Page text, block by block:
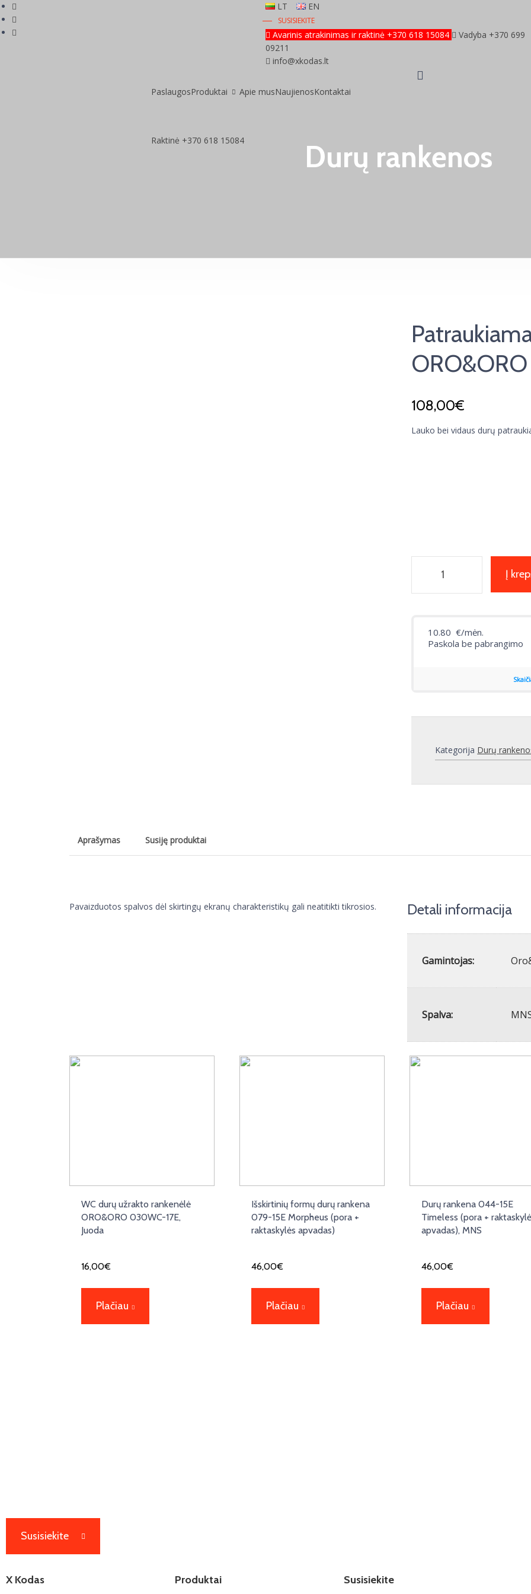
LT EN
SUSISIEKITE
Avarinis atrakinimas ir raktinė +370 618 15084
Vadyba +370 699
09211
info@xkodas.lt
PaslaugosProduktai Apie musNaujienosKontaktai
Raktinė +370 618 15084 Durų rankenos
108,00€
Lauko bei vidaus durų
Į
Kategorija Durų
Aprašymas Susiję produktai
Pavaizduotos spalvos dėl skirtingų ekranų charakteristikų gali neatitikti tikrosios. Detali informacija
Gamintojas:
Spalva:
WC durų užrakto rankenėlė
ORO&ORO 030WC-17E,
Juoda
16,00€
Plačiau
Išskirtinių formų durų rankena
079-15E Morpheus (pora +
raktaskylės apvadas)
46,00€
Plačiau
Durų rankena 044-15E
Timeless (pora +
apvadas), MNS
46,00€
Plačiau
Susisiekite
X Kodas Produktai Susisiekite